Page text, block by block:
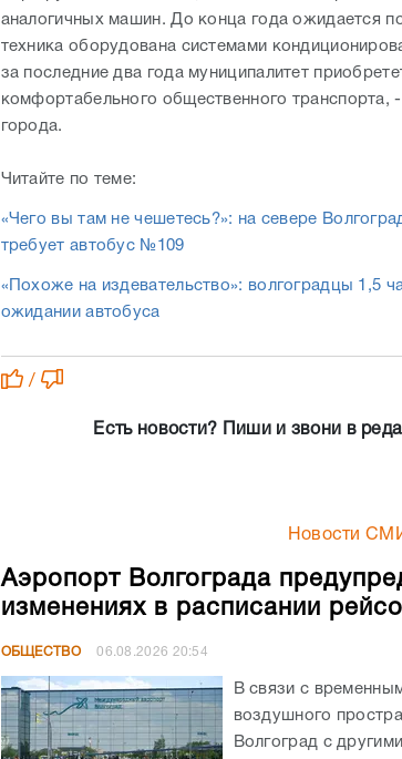
аналогичных машин. До конца года ожидается
техника оборудована системами
за последние два года муниципалитет
комфортабельного общественного транспорта,
города.
Читайте по теме:
«Чего вы там не чешетесь?»: на севере
требует автобус №109
«Похоже на издевательство»: волгоградцы 1,5
ожидании автобуса
/
Есть новости? Пиши и звони в
Новости
Аэропорт Волгограда
изменениях в расписании
ОБЩЕСТВО 06.08.2026 20:54
В связи с
воздушного
Волгоград с